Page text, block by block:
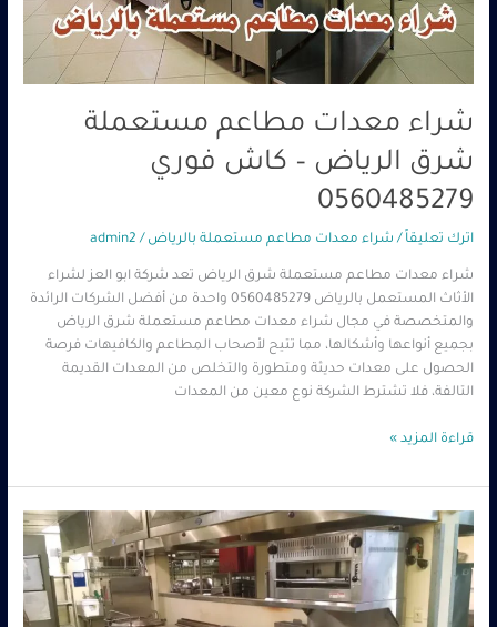
شراء معدات مطاعم مستعملة
شرق الرياض – كاش فوري
0560485279
اترك تعليقاً / شراء معدات مطاعم مستعملة بالرياض /
admin2
شراء معدات مطاعم مستعملة شرق الرياض تعد شركة ابو العز لشراء
الأثاث المستعمل بالرياض 0560485279 واحدة من أفضل الشركات الرائدة
والمتخصصة في مجال شراء معدات مطاعم مستعملة شرق الرياض
بجميع أنواعها وأشكالها، مما تتيح لأصحاب المطاعم والكافيهات فرصة
الحصول على معدات حديثة ومتطورة والتخلص من المعدات القديمة
التالفة، فلا تشترط الشركة نوع معين من المعدات
قراءة المزيد »
معدات
مطاعم
مستعملة
بالرياض
–